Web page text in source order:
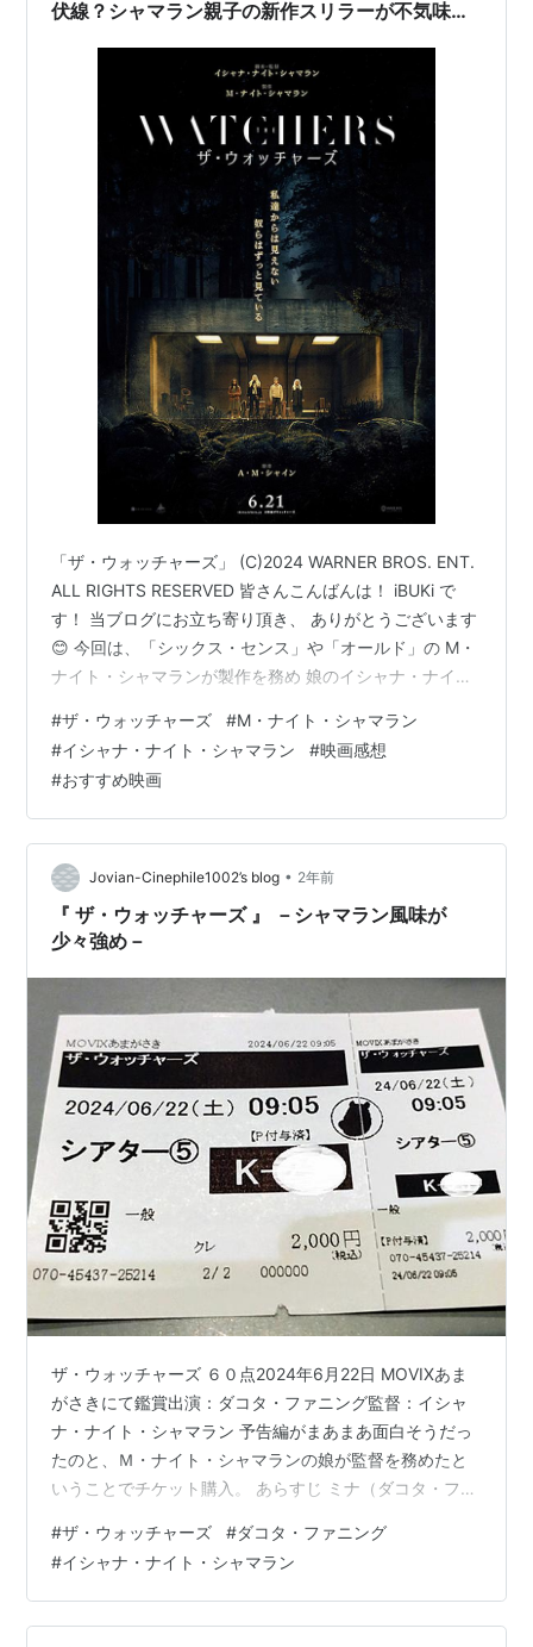
伏線？シャマラン親子の新作スリラーが不気味す
「ザ・ウォッチャーズ」 (C)2024 WARNER BROS. ENT.
ALL RIGHTS RESERVED 皆さんこんばんは！ iBUKi で
す！ 当ブログにお立ち寄り頂き、 ありがとうございます
😊 今回は、「シックス・センス」や「オールド」の M・
ナイト・シャマランが製作を務め 娘のイシャナ・ナイ
作 「ザ・ウォッチャーズ」の 感想と解説を行っていきま
す！
#ザ・ウォッチャーズ #M・ナイト・シャマラン
#イシャナ・ナイト・シャマラン #映画感想
#おすすめ映画
Jovian-Cinephile1002’s blog • 2年前
『 ザ・ウォッチャーズ 』 －シャマラン風味が
少々強め－
ザ・ウォッチャーズ ６０点2024年6月22日 MOVIXあま
がさきにて鑑賞出演：ダコタ・ファニング監督：イシャ
ナ・ナイト・シャマラン 予告編がまあまあ面白そうだっ
たのと、Ｍ・ナイト・シャマランの娘が監督を務めたと
いうことでチケット購入。 あらすじ ミナ（ダコタ・ファ
道中の森で車が故障してしまう。助けを求めるミナの前
に突如老婆が現われ、ミナは奇妙な小屋に誘われる。そ
こは夜な夜な、正体不明の監視者がやって来て・・・ ポ
ジティブ・サイド アイルランドといえば『 ウルフウォー
#ザ・ウォッチャーズ #ダコタ・ファニング
#イシャナ・ナイト・シャマラン